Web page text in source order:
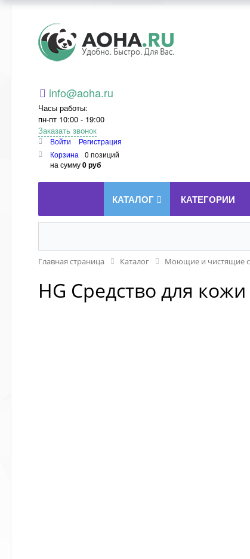
Aoha.ru
info@aoha.ru
Часы работы:
пн-пт 10:00 - 19:00
Заказать звонок
Войти
Регистрация
Корзина
0 позиций
на сумму0 руб
КАТАЛОГ КАТЕГОРИИ
Главная страница Каталог Моющие и чистящие
HG Средство для